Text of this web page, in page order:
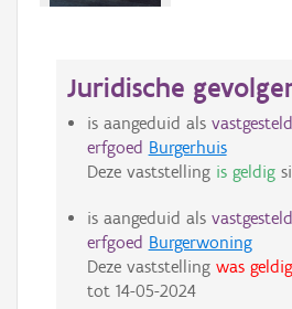
Juridische
is aangeduid als
erfgoed Burgerhuis
Deze vaststelling is geldig
is aangeduid als
erfgoed Burgerwoning
Deze vaststelling was geldig
tot 14-05-2024